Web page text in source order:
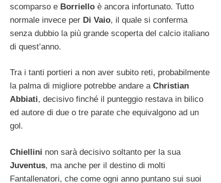
scomparso e Borriello è ancora infortunato. Tutto
normale invece per Di Vaio, il quale si conferma
senza dubbio la più grande scoperta del calcio italiano
di quest’anno.
Tra i tanti portieri a non aver subito reti, probabilmente
la palma di migliore potrebbe andare a Christian
Abbiati, decisivo finché il punteggio restava in bilico
ed autore di due o tre parate che equivalgono ad un
gol.
Chiellini non sarà decisivo soltanto per la sua
Juventus, ma anche per il destino di molti
Fantallenatori, che come ogni anno puntano sui suoi